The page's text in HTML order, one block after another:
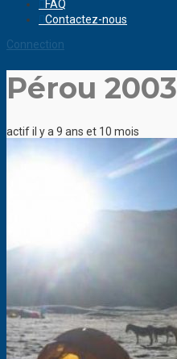
FAQ
Contactez-nous
Connection
Pérou 2003
actif il y a 9 ans et 10 mois